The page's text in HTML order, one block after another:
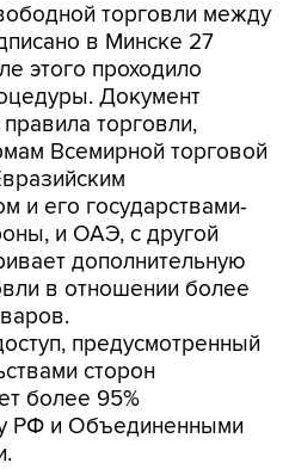
торговли между
в Минске 27
этого проходило
Документ
торговли,
Всемирной торговой
и его государствами-
и ОАЭ, с другой
дополнительную
в отношении более
предусмотренный
сторон
более 95%
РФ и Объединенными